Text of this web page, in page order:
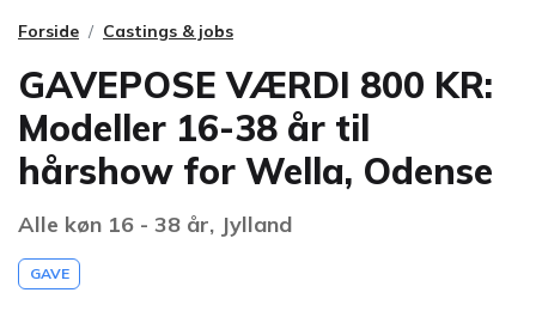
Forside Castings & jobs
GAVEPOSE VÆRDI 800 KR:
Modeller 16-38 år til
hårshow for Wella, Odense
Alle køn 16 - 38 år, Jylland
GAVE